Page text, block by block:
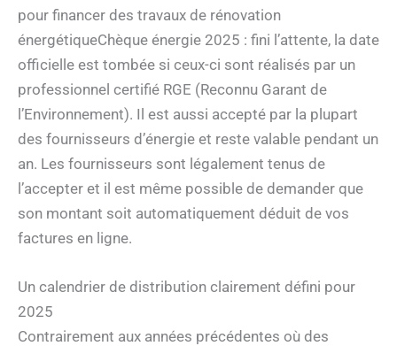
pour financer des travaux de rénovation
énergétiqueChèque énergie 2025 : fini l’attente, la date
officielle est tombée si ceux-ci sont réalisés par un
professionnel certifié RGE (Reconnu Garant de
l’Environnement). Il est aussi accepté par la plupart
des fournisseurs d’énergie et reste valable pendant un
an. Les fournisseurs sont légalement tenus de
l’accepter et il est même possible de demander que
son montant soit automatiquement déduit de vos
factures en ligne.
Un calendrier de distribution clairement défini pour
2025
Contrairement aux années précédentes où des